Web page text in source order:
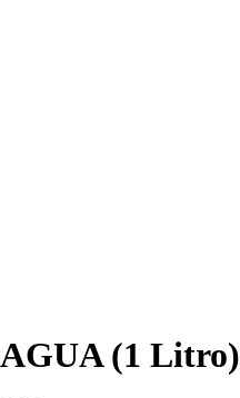
AGUA (1 Litro)